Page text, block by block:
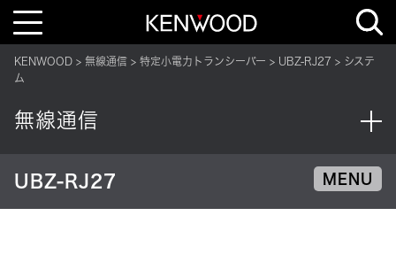
T
l
v
i
i
o
KENWOOD 無線通信 特定小電力トランシーバー UBZ-RJ27
システ
ム
無線通信
UBZ-RJ27 MENU